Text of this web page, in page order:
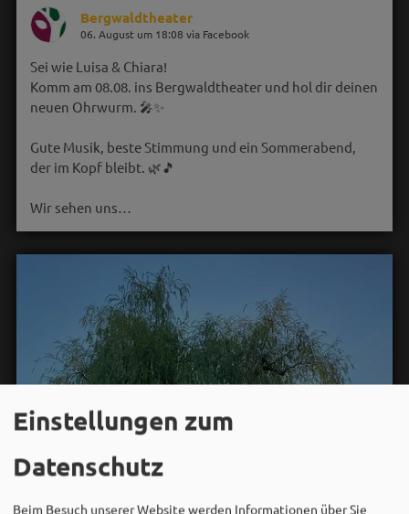
Bergwaldtheater
06. August um 18:08 via Facebook
Sei wie Luisa & Chiara!
Komm am 08.08. ins Bergwaldtheater und hol dir deinen
neuen Ohrwurm. 🎤✨
Gute Musik, beste Stimmung und ein Sommerabend,
der im Kopf bleibt. 🌿🎵
Wir sehen uns…
Einstellungen zum
Datenschutz
Beim Besuch unserer Website werden Informationen über Sie